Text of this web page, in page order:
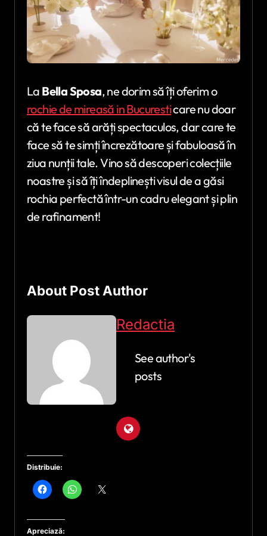
La Bella Sposa, ne dorim să îți oferim o
rochie de mireasă in Bucuresticare nu doar
că te face să arăți spectaculos, dar care te
face să te simți încrezătoare și fabuloasă în
ziua nunții tale. Vino să descoperi colecțiile
noastre și să îți îndeplinești visul de a găsi
rochia perfectă într-un cadru elegant și plin
de rafinament!
About Post Author
Redactia
See author's
posts
Distribuie:
Apreciază: